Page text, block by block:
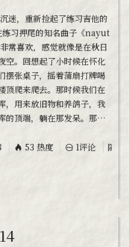
练习押尾的知名曲子《nayut
常喜欢，感觉就像是在秋日
空。回想起了小时候在怀化
摆张桌子，摇着蒲扇打牌喝
顶爬来爬去。那时候我们在
，用来放旧物和养鸽子，我
的顶端，躺在那发呆。那时
53 热度 1评论 随笔